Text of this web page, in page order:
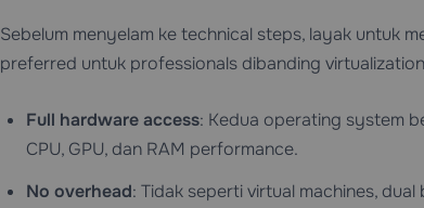
Sebelum menyelam ke technical steps, layak untuk
preferred untuk professionals dibanding
Full hardware access: Kedua operating system
CPU, GPU, dan RAM performance.
No overhead: Tidak seperti virtual machines,